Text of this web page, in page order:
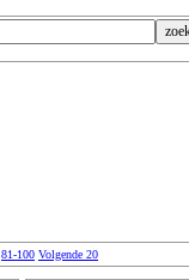
81-100 Volgende 20